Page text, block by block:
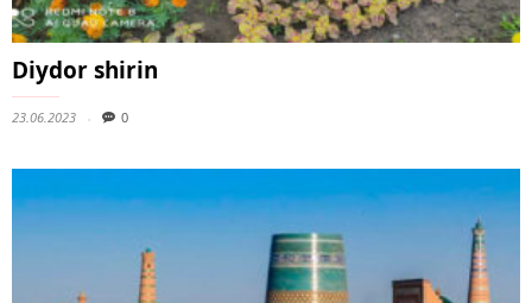
Diydor shirin
23.06.2023 0